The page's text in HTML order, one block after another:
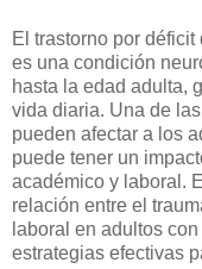
El trastorno por
es una condición
hasta la edad adulta,
vida diaria. Una de
pueden afectar a los
puede tener un
académico y laboral.
relación entre el
laboral en adultos
estrategias efectivas